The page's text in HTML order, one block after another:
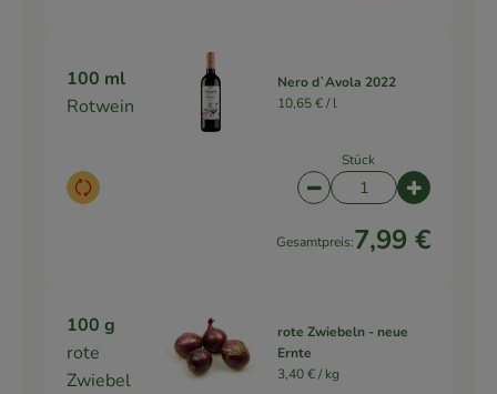
100 ml
Rotwein
Auswahl ändern
Nero d`Avola 2022
10,65 € /l
Stück
Artikelanzahl
Gesamtpreis:7,99 €
100 g
rote
Zwiebel
rote Zwiebeln - neue
Ernte
3,40 € /kg